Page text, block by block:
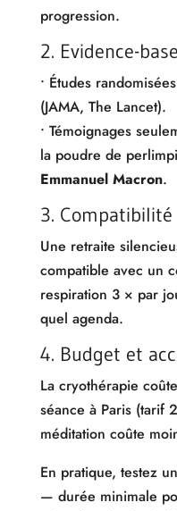
progression.
2. Evidence-
• Études
(JAMA, The Lancet).
• Témoignages
la poudre de
Emmanuel Macron.
3.
Une retraite
compatible avec un
respiration 3 × par
quel agenda.
4. Budget et
La cryothérapie
séance à Paris (tarif
méditation coûte
En pratique, testez
— durée minimale